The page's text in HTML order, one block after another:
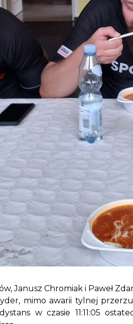
Janusz Chromiak i Paweł
mimo awarii tylnej
w czasie 11:11:05